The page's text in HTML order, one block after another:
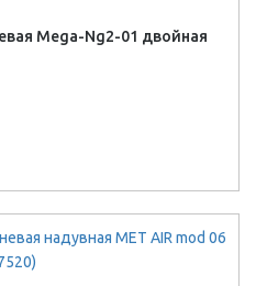
Mega-Ng2-01 двойная